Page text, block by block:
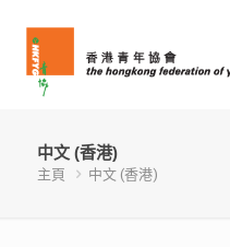
中文 (香港)
主頁 中文 (香港)